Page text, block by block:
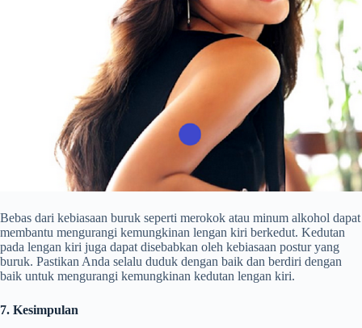
Bebas dari kebiasaan buruk seperti merokok atau minum alkohol dapat
membantu mengurangi kemungkinan lengan kiri berkedut. Kedutan
pada lengan kiri juga dapat disebabkan oleh kebiasaan postur yang
buruk. Pastikan Anda selalu duduk dengan baik dan berdiri dengan
baik untuk mengurangi kemungkinan kedutan lengan kiri.
7. Kesimpulan